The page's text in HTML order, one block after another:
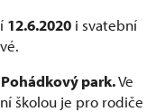
12.6.2020i svatební
Pohádkový park.Ve
školou je pro rodiče